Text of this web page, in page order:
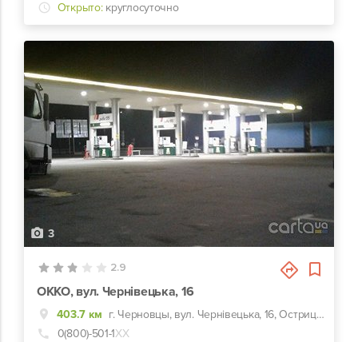
Открыто: круглосуточно
3
2.9
ОККО, вул. Чернівецька, 16
403.7 км
г. Черновцы, вул. Чернівецька, 16, Острица, Черновецкая область
0(800)-501-1ХХ